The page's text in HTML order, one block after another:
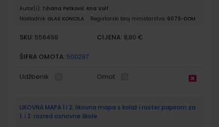
Autor(i): Tihana Petković Ana Volf
Nakladnik: GLAS KONCILA Registarski broj ministarstva: 6079-DOM
SKU: 556498 CIJENA: 8,80 €
ŠIFRA OMOTA: 500297
Udžbenik Omot
LIKOVNA MAPA 1 i 2; likovna mapa s kolaž i raster papirom za
1. i 2. razred osnovne škole